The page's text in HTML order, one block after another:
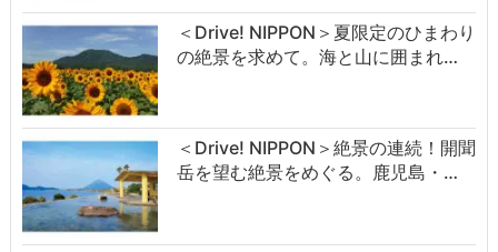
＜Drive! NIPPON＞夏限定のひまわり
の絶景を求めて。海と山に囲まれ…
＜Drive! NIPPON＞絶景の連続！開聞
岳を望む絶景をめぐる。鹿児島・…